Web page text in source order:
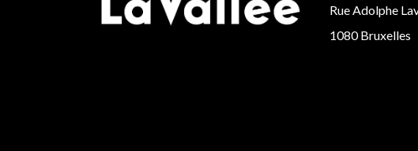
Rue Adolphe
1080 Bruxelles